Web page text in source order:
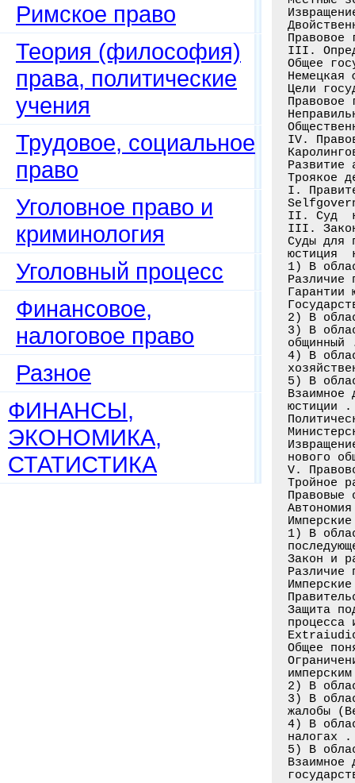
Римское право
Теория (философия)
права, политические
учения
Трудовое, социальное
право
Уголовное право и
криминология
Уголовный процесс
Финансовое,
налоговое право
Разное
ФИНАНСЫ,
ЭКОНОМИКА,
СТАТИСТИКА